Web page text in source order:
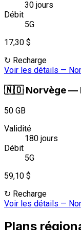
30 jours
Débit
5G
17,30 $
↻ Recharge
Voir les détails —
🇳🇴 Norvège—
50 GB
Validité
180 jours
Débit
5G
59,10 $
↻ Recharge
Voir les détails —
Plans